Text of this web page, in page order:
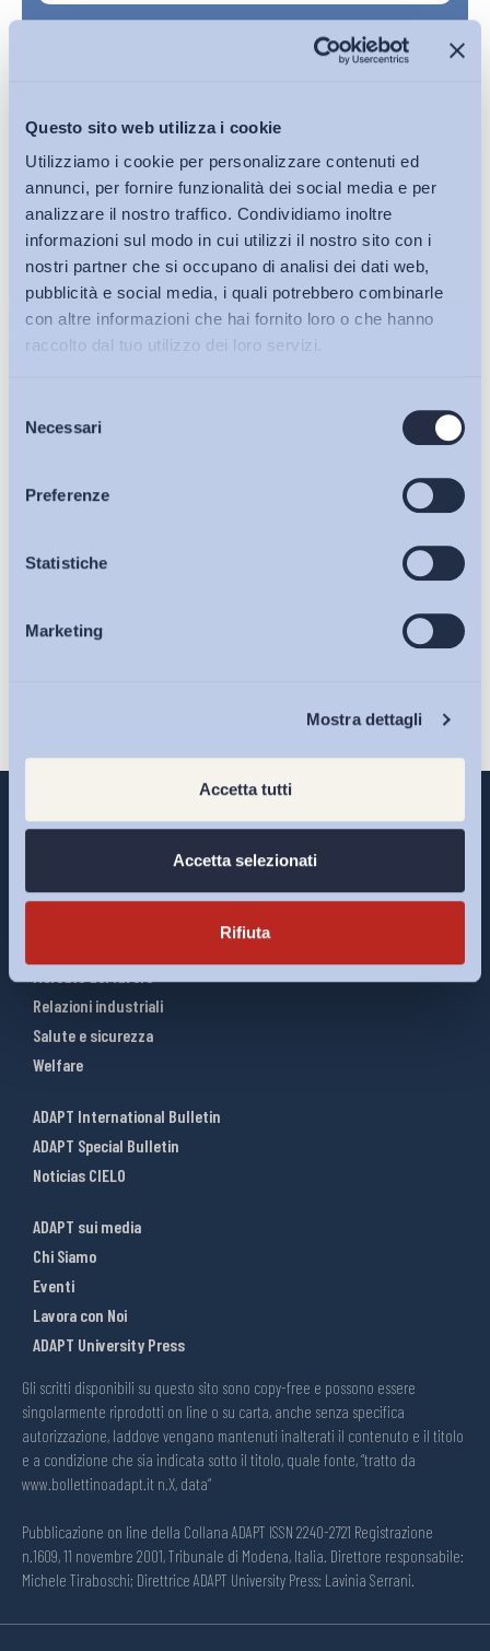
Questo sito web utilizza i cookie
Utilizziamo i cookie per personalizzare contenuti ed
annunci, per fornire funzionalità dei social media e per
analizzare il nostro traffico. Condividiamo inoltre
informazioni sul modo in cui utilizzi il nostro sito con i
nostri partner che si occupano di analisi dei dati web,
pubblicità e social media, i quali potrebbero combinarle
con altre informazioni che hai fornito loro o che hanno
raccolto dal tuo utilizzo dei loro servizi.
delNecessari
Preferenze
Statistiche
Marketing
Mostra dettagli
Accetta tutti
Accetta selezionati
Rifiuta
Bollettini ADAPT
Articoli
Osservatori
Eventi
sulla pagina della
Iscriviti
Interventi ADAPT
Relazioni industriali
Salute e sicurezza
Welfare
ADAPT International Bulletin
ADAPT Special Bulletin
Noticias CIELO
ADAPT sui media
Chi Siamo
Eventi
Lavora con Noi
ADAPT University Press
Gli scritti disponibili su questo sito sono copy-free e possono essere
singolarmente riprodotti on line o su carta, anche senza specifica
autorizzazione, laddove vengano mantenuti inalterati il contenuto e il titolo
e a condizione che sia indicata sotto il titolo, quale fonte, “tratto da
www.bollettinoadapt.it n.X, data“
Pubblicazione on line della Collana ADAPT ISSN 2240-2721 Registrazione
n.1609, 11 novembre 2001, Tribunale di Modena, Italia. Direttore responsabile:
Michele Tiraboschi; Direttrice ADAPT University Press: Lavinia Serrani.